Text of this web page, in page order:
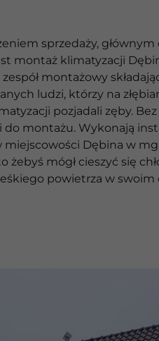
sprzedaży, głównym
montaż klimatyzacji
montażowy
ludzi, którzy na
pozjadali zęby.
do montażu. Wykonają
miejscowości Dębina w
żebyś mógł cieszyć się
powietrza w swoim